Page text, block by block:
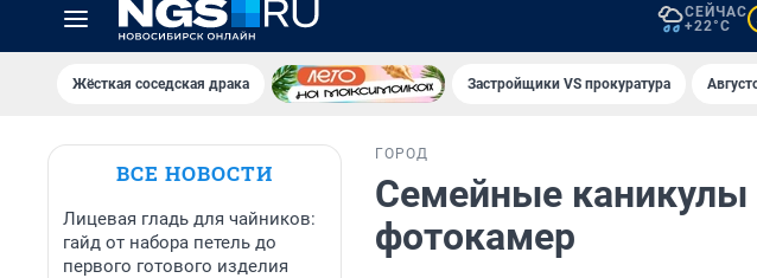
СЕЙЧАС
+22°C
Жёсткая соседская драка Застройщики VS прокуратура
ВСЕ НОВОСТИ
Лицевая гладь для чайников:
гайд от набора петель до
первого готового изделия
ГОРОД
Семейные каникулы
фотокамер